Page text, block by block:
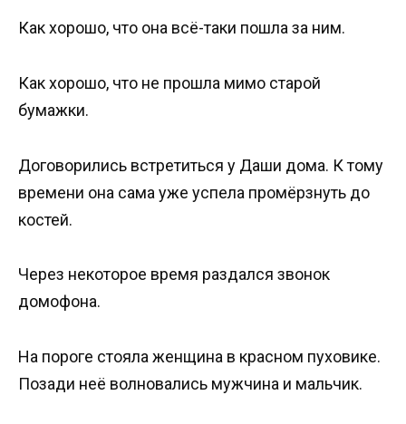
Как хорошо, что она всё-таки пошла за ним.
Как хорошо, что не прошла мимо старой
бумажки.
Договорились встретиться у Даши дома. К тому
времени она сама уже успела промёрзнуть до
костей.
Через некоторое время раздался звонок
домофона.
На пороге стояла женщина в красном пуховике.
Позади неё волновались мужчина и мальчик.